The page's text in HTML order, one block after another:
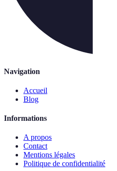
Navigation
Accueil
Blog
Informations
A propos
Contact
Mentions légales
Politique de confidentialité